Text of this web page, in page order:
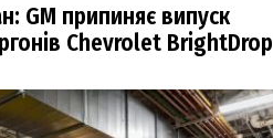
GM припиняє випуск
Chevrolet BrightDrop